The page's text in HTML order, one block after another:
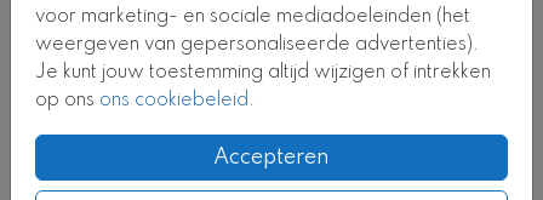
voor marketing- en sociale mediadoeleinden (het
weergeven van gepersonaliseerde advertenties).
Je kunt jouw toestemming altijd wijzigen of intrekken
op ons ons cookiebeleid.
Accepteren
BIJZONDERE VORM BIJZONDERE VORM